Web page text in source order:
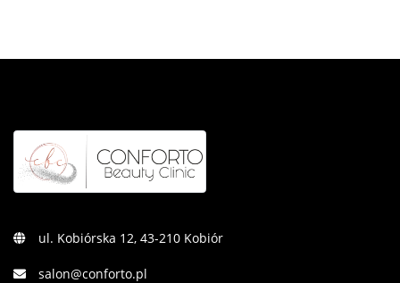
ul. Kobiórska 12, 43-210 Kobiór
salon@conforto.pl